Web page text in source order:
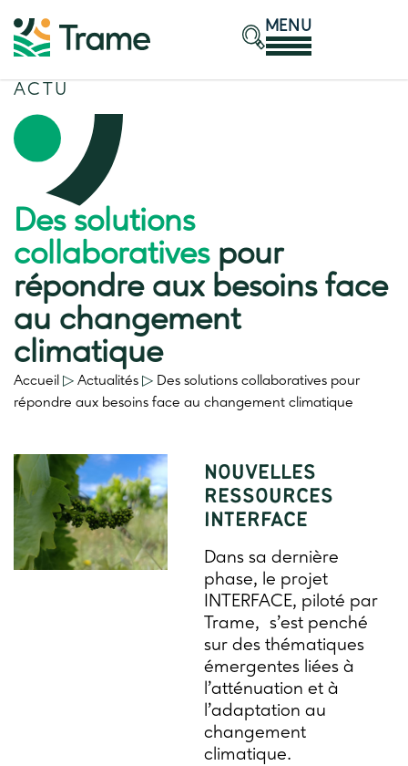
MENU
ACTU
Des solutions
collaborativespour
répondre aux besoins face
au changement
climatique
Accueil ▷ Actualités ▷ Des solutions collaboratives pour
répondre aux besoins face au changement climatique
NOUVELLES
RESSOURCES
INTERFACE
Dans sa dernière
phase, le projet
INTERFACE, piloté par
Trame, s’est penché
sur des thématiques
émergentes liées à
l’atténuation et à
l’adaptation au
changement
climatique.